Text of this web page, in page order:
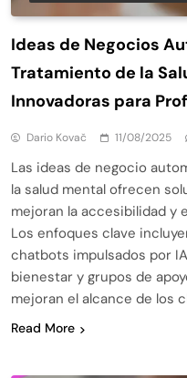
Ideas de Negocios
Tratamiento de la
Innovadoras para
Dario Kovač 11/08/2025
Las ideas de negocio
la salud mental ofrecen
mejoran la accesibilidad y
Los enfoques clave
chatbots impulsados por
bienestar y grupos de
mejoran el alcance de los
Read More